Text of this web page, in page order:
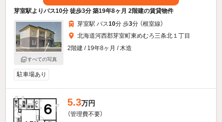
芽室駅よりバス10分 徒歩3分 築19年8ヶ月 2階建の賃貸物件
すべての写真
芽室駅 バス10分 歩3分 （根室線）
北海道河西郡芽室町東めむろ三条北１丁目
2階建 / 19年8ヶ月 / 木造
駐車場あり
5.3万円
（管理費不要）